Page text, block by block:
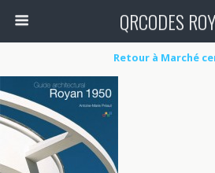
QRCODES
Retour à Marché